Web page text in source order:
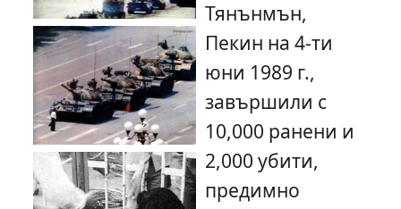
Тянънмън,
Пекин на 4-ти
юни 1989 г.,
завършили с
10,000 ранени и
2,000 убити,
предимно